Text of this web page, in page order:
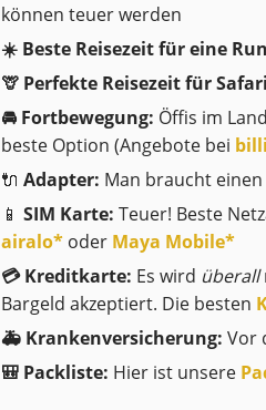
können teuer werden
☀️ Beste Reisezeit für eine
🦒 Perfekte Reisezeit für
🚘 Fortbewegung: Öffis im
beste Option (Angebote bei
🔌 Adapter: Man braucht
📱 SIM Karte: Teuer! Beste
airalo* oder Maya Mobile*
💳 Kreditkarte: Es wird überall
Bargeld akzeptiert. Die besten
🚑 Krankenversicherung: Vor
🎒 Packliste: Hier ist unsere